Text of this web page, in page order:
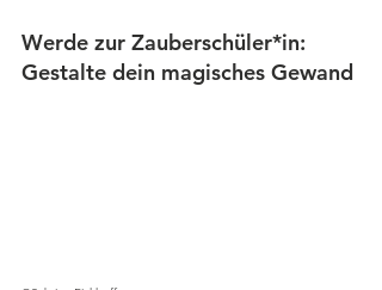
Werde zur Zauberschüler*in:
Gestalte dein magisches Gewand